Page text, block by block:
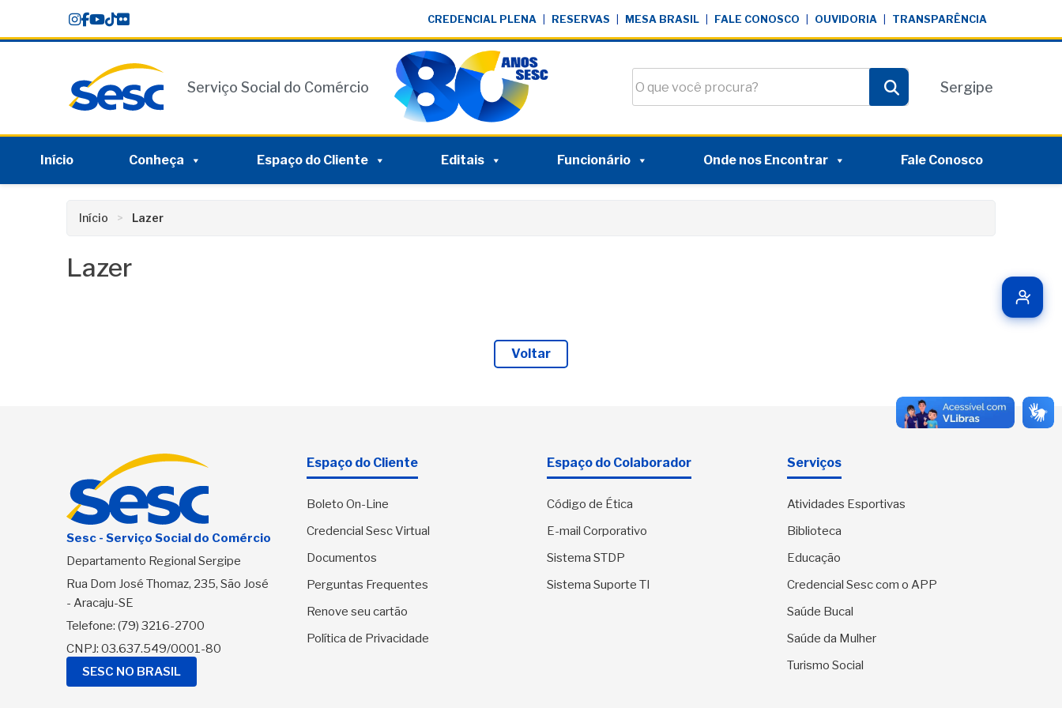
content
CREDENCIAL PLENA RESERVAS MESA BRASIL FALE CONOSCO OUVIDORIA TRANSPARÊNCIA
Serviço Social do Comércio
Pesquisar
Sergipe
Início Conheça Espaço do Cliente Editais Funcionário Onde nos Encontrar Fale Conosco
Início Lazer
Lazer
Voltar
Sesc - Serviço Social do Comércio
Departamento Regional Sergipe
Rua Dom José Thomaz, 235, São José
- Aracaju-SE
Telefone: (79) 3216-2700
CNPJ: 03.637.549/0001-80
SESC NO BRASIL
Espaço do Cliente
Boleto On-Line
Credencial Sesc Virtual
Documentos
Perguntas Frequentes
Renove seu cartão
Política de Privacidade
Espaço do Colaborador
Código de Ética
E-mail Corporativo
Sistema STDP
Sistema Suporte TI
Serviços
Atividades Esportivas
Biblioteca
Educação
Credencial Sesc com o APP
Saúde Bucal
Saúde da Mulher
Turismo Social